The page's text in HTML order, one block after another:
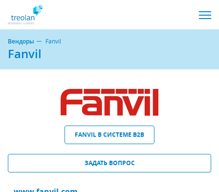
Вендоры Fanvil
Fanvil
FANVIL В СИСТЕМЕ B2B
ЗАДАТЬ ВОПРОС